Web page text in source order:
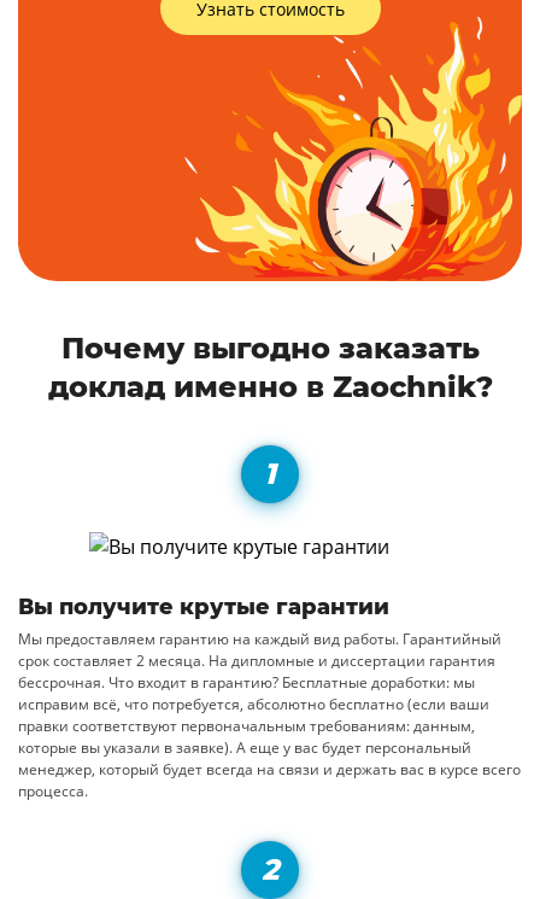
Узнать стоимость
Почему выгодно заказать
доклад именно в Zaochnik?
Вы получите крутые гарантии
Мы предоставляем гарантию на каждый вид работы. Гарантийный
срок составляет 2 месяца. На дипломные и диссертации гарантия
бессрочная. Что входит в гарантию? Бесплатные доработки: мы
исправим всё, что потребуется, абсолютно бесплатно (если ваши
правки соответствуют первоначальным требованиям: данным,
которые вы указали в заявке). А еще у вас будет персональный
менеджер, который будет всегда на связи и держать вас в курсе всего
процесса.